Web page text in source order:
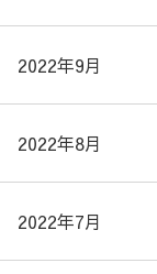
2022年9月
2022年8月
2022年7月